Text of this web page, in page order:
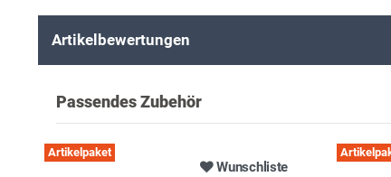
Artikelbewertungen
Passendes Zubehör
Wunschliste
Artikelpaket